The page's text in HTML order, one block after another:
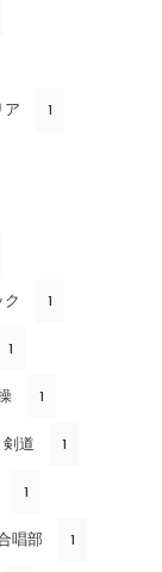
ア 1
1
1
1
剣道 1
1
唱部 1